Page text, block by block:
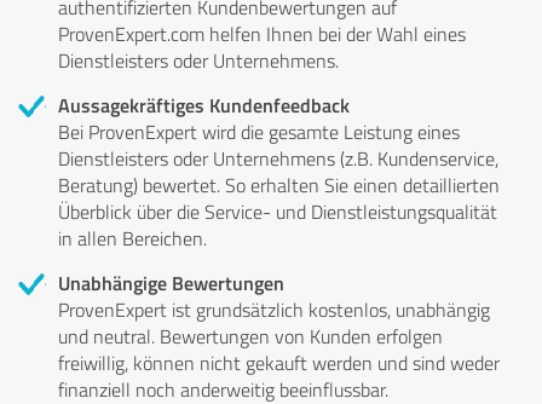
authentifizierten Kundenbewertungen auf
ProvenExpert.com helfen Ihnen bei der Wahl eines
Dienstleisters oder Unternehmens.
Aussagekräftiges Kundenfeedback
Bei ProvenExpert wird die gesamte Leistung eines
Dienstleisters oder Unternehmens (z.B. Kundenservice,
Beratung) bewertet. So erhalten Sie einen detaillierten
Überblick über die Service- und Dienstleistungsqualität
in allen Bereichen.
Unabhängige Bewertungen
ProvenExpert ist grundsätzlich kostenlos, unabhängig
und neutral. Bewertungen von Kunden erfolgen
freiwillig, können nicht gekauft werden und sind weder
finanziell noch anderweitig beeinflussbar.